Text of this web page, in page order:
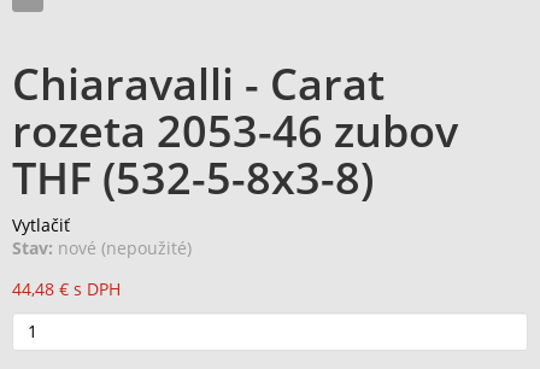
Chiaravalli - Carat
rozeta 2053-46 zubov
THF (532-5-8x3-8)
Vytlačiť
Stav: nové (nepoužité)
44,48 € s DPH